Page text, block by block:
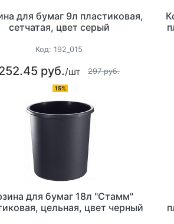
для бумаг 9л пластиковая,
сетчатая, цвет серый
Код:192_015
руб./шт 297 руб.
15%
для бумаг 18л "Стамм"
цельная, цвет черный